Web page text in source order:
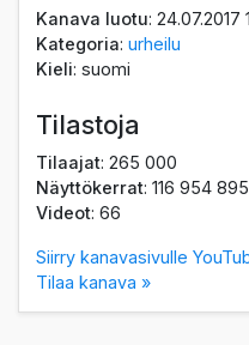
Kanava luotu: 24.07.2017
Kategoria:urheilu
Kieli: suomi
Tilastoja
Tilaajat: 265 000
Näyttökerrat: 116 954 895
Videot: 66
Siirry kanavasivulle
Tilaa kanava »